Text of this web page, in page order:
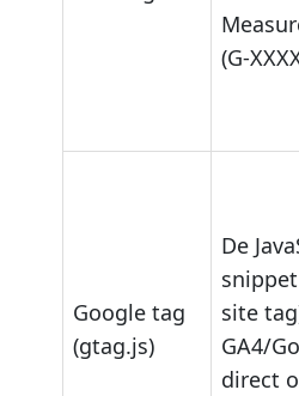
(G-
Google tag
(gtag.js)
De
site
GA4/
direct